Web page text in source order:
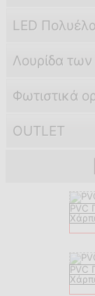
LED
Λουρίδα
Φωτιστικά
OUTLET
PVC
PVC